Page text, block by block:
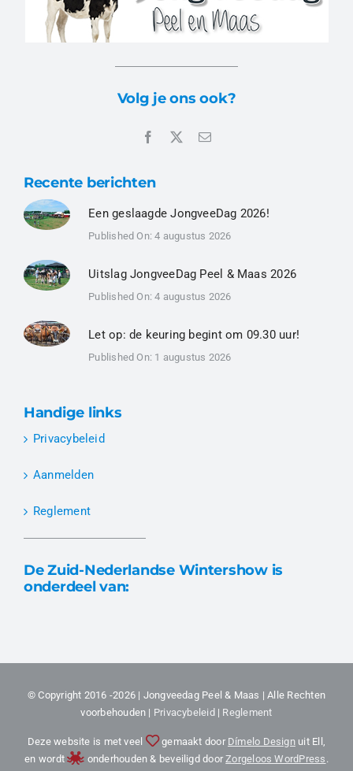
Volg je ons ook?
Recente berichten
Een geslaagde JongveeDag 2026!
Published On: 4 augustus 2026
Uitslag JongveeDag Peel & Maas 2026
Published On: 4 augustus 2026
Let op: de keuring begint om 09.30 uur!
Published On: 1 augustus 2026
Handige links
Privacybeleid
Aanmelden
Reglement
De Zuid-Nederlandse Wintershow is
onderdeel van:
© Copyright 2016 -2026 | Jongveedag Peel & Maas | Alle Rechten
voorbehouden | Privacybeleid| Reglement
Deze website is met veel gemaakt door Dímelo Designuit Ell,
en wordt
onderhouden & beveiligd doorZorgeloos WordPress .